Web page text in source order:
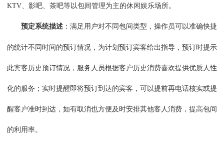
KTV、影吧、茶吧等以包间管理为主的休闲娱乐场所。
预定系统描述 ：满足用户对不同包间类型，操作员可以准确快捷
的统计不同时间的预订情况，为计划预订宾客给出指导，预订时提示
此宾客历史预订情况，服务人员根据客户历史消费喜欢提供优质人性
化的服务；实时提醒即将预订到达的宾客，可以提前再电话核实或提
醒客户准时到达，如有取消也方便及时安排其他客人消费，提高包间
的利用率。